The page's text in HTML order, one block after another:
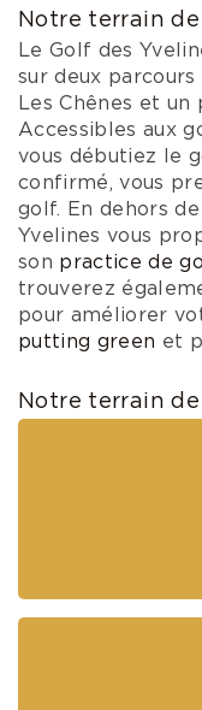
Notre terrain
Le Golf des
sur deux
Les Chênes et un
Accessibles aux
vous débutiez le
confirmé, vous
golf. En dehors
Yvelines vous
son practice de
trouverez
pour améliorer
putting green et
Notre terrain